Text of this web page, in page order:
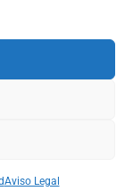
Aviso Legal